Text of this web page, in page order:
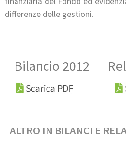
differenze delle gestioni.
Bilancio 2012
ALTRO IN BILANCI E